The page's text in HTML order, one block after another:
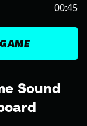
Sound
00:45